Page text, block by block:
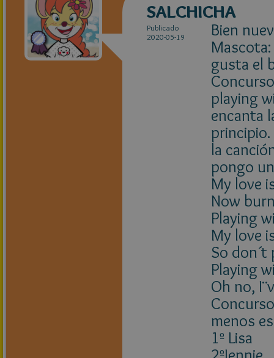
SALCHICHA
Publicado
2020-05-19
Bien
gusta el
playing
encanta
la
pongo
My love
Now
Playing
My love
So
Playing
Oh no,
menos
1º Lisa